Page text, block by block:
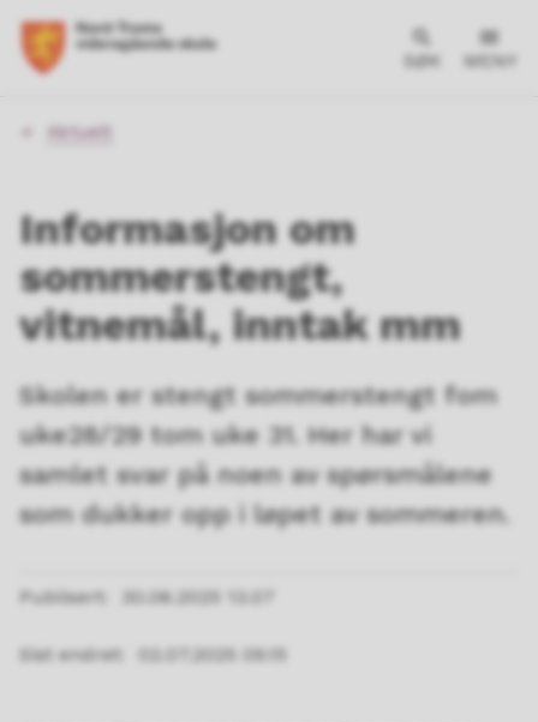
SØK MENY
Du
Aktuelt
Informasjon om
sommerstengt,
vitnemål, inntak mm
Skolen er stengt sommerstengt fom
uke28/29 tom uke 31. Her har vi
samlet svar på noen av spørsmålene
som dukker opp i løpet av sommeren.
Publisert 30.06.2025 13.07
Sist endret 02.07.2025 09.15